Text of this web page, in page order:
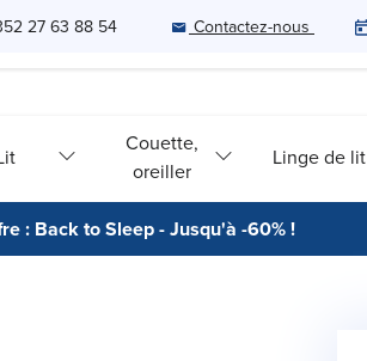
27 63 88 54 Contactez-nous
Couette,
oreiller
Linge de lit
: Back to Sleep - Jusqu'à -60% !